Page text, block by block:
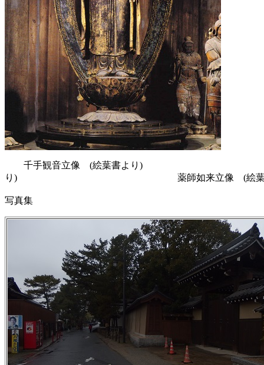
千手観音立像 (絵葉書より) 慮
り) 薬師如来立像 (絵葉書
写真集